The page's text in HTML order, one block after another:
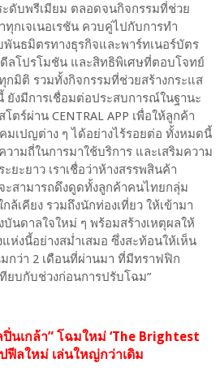
ะดับพรีเมียม ตลอดจนกิจกรรมที่ช่วย
กเจเนอเรชัน ควบคู่ไปกับการทำ
นธมิตรทางธุรกิจและพาร์ทเนอร์บัตร
ลโปรโมชัน และสิทธิพิเศษที่ตอบโจทย์
กมิติ รวมทั้งกิจกรรมที่ช่วยสร้างกระแส
ยังมีการเชื่อมต่อประสบการณ์ในฐานะ
ร์ผ่าน CENTRAL APP เพื่อให้ลูกค้า
มเปญต่าง ๆ ได้อย่างไร้รอยต่อ ทั้งหมดนี้
วามถี่ในการมาใช้บริการ และเสริมความ
ยะยาว เราเชื่อว่าห้างสรรพสินค้า
ะสามารถดึงดูดทั้งลูกค้าคนไทยกลุ่ม
ล้เคียง รวมถึงนักท่องเที่ยว ให้เข้ามา
นดาลใจใหม่ ๆ พร้อมสร้างเหตุผลให้
ห่งนี้อย่างสม่ำเสมอ ซึ่งสะท้อนให้เห็น
กว่า 2 เดือนที่ผ่านมา ที่มีทราฟฟิก
ยบกับช่วงก่อนการปรับโฉม”
นเกล้า” โฉมใหม่ ‘The Brightest
ลใหม่ เล่นใหญ่กว่าเดิม